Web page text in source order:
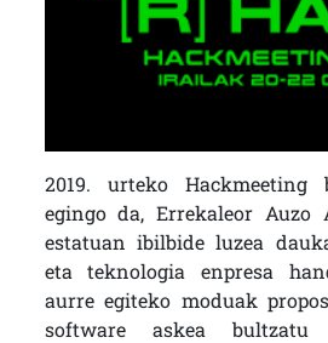
2019. urteko Hackmeeting
egingo da, Errekaleor Auzo
estatuan ibilbide luzea
eta teknologia enpresa
aurre egiteko moduak
software askea bultzatu